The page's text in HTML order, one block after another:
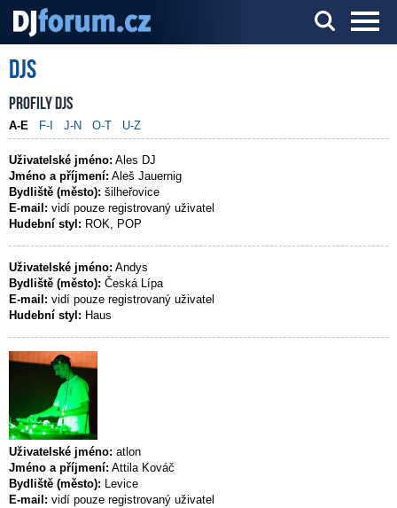
Server o DJ technice a DJingu
DJs
Profily DJs
A-E F-I J-N O-T U-Z
Uživatelské jméno: Ales DJ
Jméno a příjmení: Aleš Jauernig
Bydliště (město): šilheřovice
E-mail: vidí pouze registrovaný uživatel
Hudební styl: ROK, POP
Uživatelské jméno: Andys
Bydliště (město): Česká Lípa
E-mail: vidí pouze registrovaný uživatel
Hudební styl: Haus
Uživatelské jméno: atlon
Jméno a příjmení: Attila Kováč
Bydliště (město): Levice
E-mail: vidí pouze registrovaný uživatel